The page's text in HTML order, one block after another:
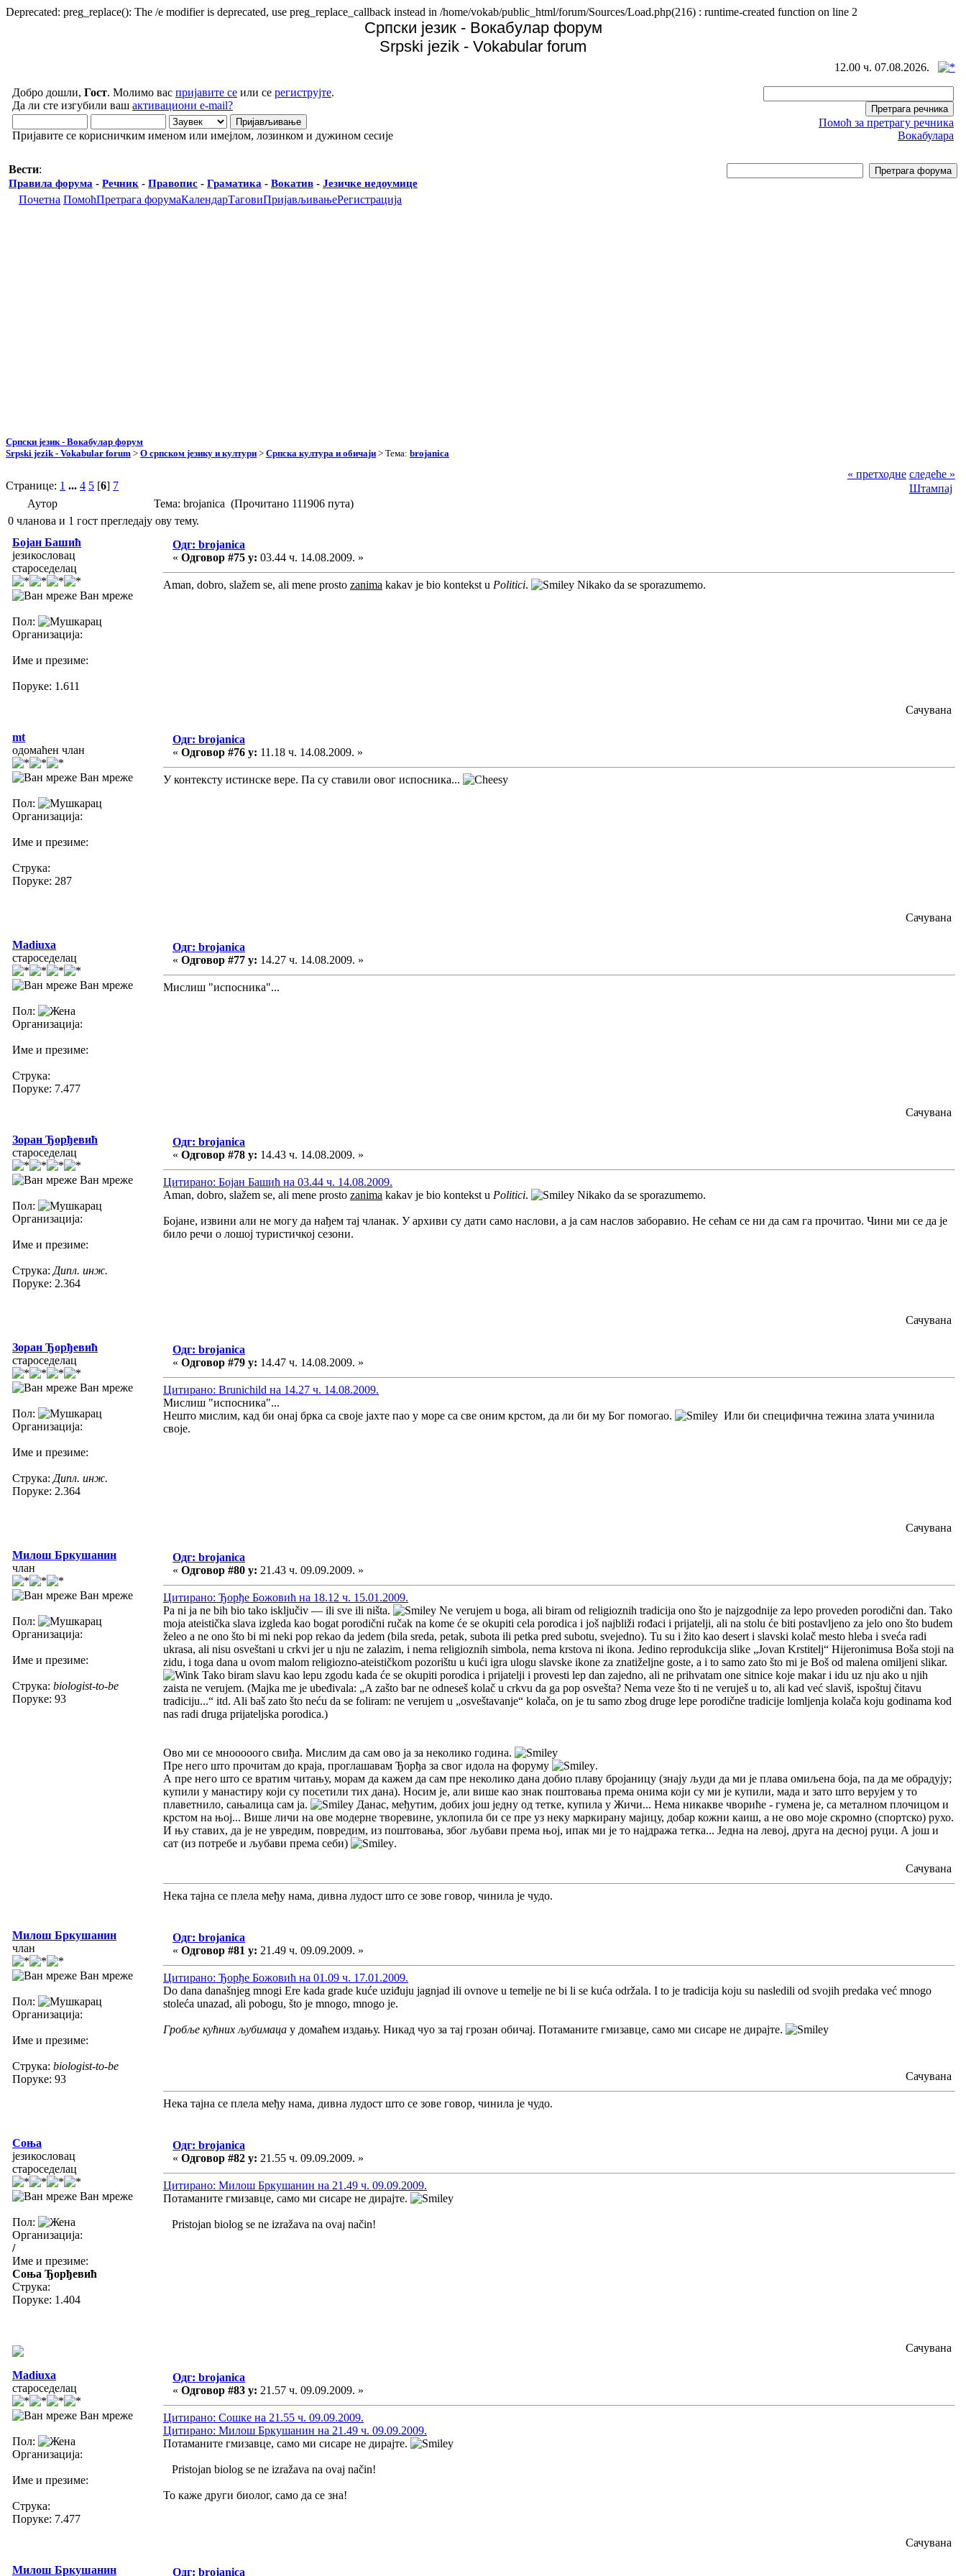
Deprecated: preg_replace(): The /e modifier is deprecated, use preg_replace_callback instead in /home/vokab/public_html/forum/Sources/Load.php(216) : runtime-created function on line 2
Српски језик - Вокабулар форум
Srpski jezik - Vokabular forum
12.00 ч. 07.08.2026.
Добро дошли, Гост. Молимо вас пријавите се или се региструјте.
Да ли сте изгубили ваш активациони e-mail?
Пријавите се корисничким именом или имејлом, лозинком и дужином сесије
Помоћ за претрагу речника
Вокабулара
Вести:
Правила форума - Речник - Правопис - Граматика - Вокатив - Језичке недоумице
Почетна ПомоћПретрага форумаКалендарТаговиПријављивањеРегистрација
Српски језик - Вокабулар форум
Srpski jezik - Vokabular forum > О српском језику и култури > Српска култура и обичаји > Тема: brojanica
Странице: 1 ... 4 5 [6] 7
« претходне следеће »
Штампај
Аутор
Тема: brojanica (Прочитано 111906 пута)
0 чланова и 1 гост прегледају ову тему.
Бојан Башић
језикословац
староседелац
Ван мреже
Пол:
Организација:
Име и презиме:
Поруке: 1.611
Одг: brojanica
« Одговор #75 у: 03.44 ч. 14.08.2009. »
Aman, dobro, slažem se, ali mene prosto zanima kakav je bio kontekst u Politici. Nikako da se sporazumemo.
Сачувана
mt
одомаћен члан
Ван мреже
Пол:
Организација:
Име и презиме:
Струка:
Поруке: 287
Одг: brojanica
« Одговор #76 у: 11.18 ч. 14.08.2009. »
У контексту истинске вере. Па су ставили овог испосника...
Сачувана
Madiuxa
староседелац
Ван мреже
Пол:
Организација:
Име и презиме:
Струка:
Поруке: 7.477
Одг: brojanica
« Одговор #77 у: 14.27 ч. 14.08.2009. »
Мислиш "испосника"...
Сачувана
Зоран Ђорђевић
староседелац
Ван мреже
Пол:
Организација:
Име и презиме:
Струка: Дипл. инж.
Поруке: 2.364
Одг: brojanica
« Одговор #78 у: 14.43 ч. 14.08.2009. »
Цитирано: Бојан Башић на 03.44 ч. 14.08.2009.
Aman, dobro, slažem se, ali mene prosto zanima kakav je bio kontekst u Politici. Nikako da se sporazumemo.
Бојане, извини али не могу да нађем тај чланак. У архиви су дати само наслови, а ја сам наслов заборавио. Не сећам се ни да сам га прочитао. Чини ми се да је
било речи о лошој туристичкој сезони.
Сачувана
Зоран Ђорђевић
староседелац
Ван мреже
Пол:
Организација:
Име и презиме:
Струка: Дипл. инж.
Поруке: 2.364
Одг: brojanica
« Одговор #79 у: 14.47 ч. 14.08.2009. »
Цитирано: Brunichild на 14.27 ч. 14.08.2009.
Мислиш "испосника"...
Нешто мислим, кад би онај брка са своје јахте пао у море са све оним крстом, да ли би му Бог помогао.
Или би специфична тежина злата учинила
своје.
Сачувана
Милош Бркушанин
члан
Ван мреже
Пол:
Организација:
Име и презиме:
Струка: biologist-to-be
Поруке: 93
Одг: brojanica
« Одговор #80 у: 21.43 ч. 09.09.2009. »
Цитирано: Ђорђе Божовић на 18.12 ч. 15.01.2009.
Pa ni ja ne bih bio tako isključiv — ili sve ili ništa.
Ne verujem u boga, ali biram od religioznih tradicija ono što je najzgodnije za lepo proveden porodični dan. Tako
moja ateistička slava izgleda kao bogat porodični ručak na kome će se okupiti cela porodica i još najbliži rođaci i prijatelji, ali na stolu će biti postavljeno za jelo ono što budem
želeo a ne ono što bi mi neki pop rekao da jedem (bila sreda, petak, subota ili petka pred subotu, svejedno). Tu su i žito kao desert i slavski kolač mesto hleba i sveća radi
ukrasa, ali nisu osveštani u crkvi jer u nju ne zalazim, i nema religioznih simbola, nema krstova ni ikona. Jedino reprodukcija slike „Jovan Krstitelj“ Hijeronimusa Boša stoji na
zidu, i toga dana u ovom malom religiozno-ateističkom pozorištu u kući igra ulogu slavske ikone za znatiželjne goste, a i to samo zato što mi je Boš od malena omiljeni slikar.
Tako biram slavu kao lepu zgodu kada će se okupiti porodica i prijatelji i provesti lep dan zajedno, ali ne prihvatam one sitnice koje makar i idu uz nju ako u njih
zaista ne verujem. (Majka me je ubeđivala: „A zašto bar ne odneseš kolač u crkvu da ga pop osvešta? Nema veze što ti ne veruješ u to, ali kad već slaviš, ispoštuj čitavu
tradiciju...“ itd. Ali baš zato što neću da se foliram: ne verujem u „osveštavanje“ kolača, on je tu samo zbog druge lepe porodične tradicije lomljenja kolača koju godinama kod
nas radi druga prijateljska porodica.)
Ово ми се мнооооого свиђа. Мислим да сам ово ја за неколико година.
Пре него што прочитам до краја, проглашавам Ђорђа за свог идола на форуму
.
А пре него што се вратим читању, морам да кажем да сам пре неколико дана добио плаву бројаницу (знају људи да ми је плава омиљена боја, па да ме обрадују;
купили у манастиру који су посетили тих дана). Носим је, али више као знак поштовања према онима који су ми је купили, мада и зато што верујем у то
плаветнило, сањалица сам ја.
Данас, међутим, добих још једну од тетке, купила у Жичи... Нема никакве чвориће - гумена је, са металном плочицом и
крстом на њој... Више личи на ове модерне творевине, уклопила би се пре уз неку маркирану мајицу, добар кожни каиш, а не ово моје скромно (спортско) рухо.
И њу ставих, да је не увредим, повредим, из поштовања, због љубави према њој, ипак ми је то најдража тетка... Једна на левој, друга на десној руци. А још и
сат (из потребе и љубави према себи)
.
Сачувана
Нека тајна се плела међу нама, дивна лудост што се зове говор, чинила је чудо.
Милош Бркушанин
члан
Ван мреже
Пол:
Организација:
Име и презиме:
Струка: biologist-to-be
Поруке: 93
Одг: brojanica
« Одговор #81 у: 21.49 ч. 09.09.2009. »
Цитирано: Ђорђе Божовић на 01.09 ч. 17.01.2009.
Do dana današnjeg mnogi Ere kada grade kuće uziđuju jagnjad ili ovnove u temelje ne bi li se kuća održala. I to je tradicija koju su nasledili od svojih predaka već mnogo
stoleća unazad, ali pobogu, što je mnogo, mnogo je.
Гробље кућних љубимаца у домаћем издању. Никад чуо за тај грозан обичај. Потаманите гмизавце, само ми сисаре не дирајте.
Сачувана
Нека тајна се плела међу нама, дивна лудост што се зове говор, чинила је чудо.
Соња
језикословац
староседелац
Ван мреже
Пол:
Организација:
/
Име и презиме:
Соња Ђорђевић
Струка:
Поруке: 1.404
Одг: brojanica
« Одговор #82 у: 21.55 ч. 09.09.2009. »
Цитирано: Милош Бркушанин на 21.49 ч. 09.09.2009.
Потаманите гмизавце, само ми сисаре не дирајте.
Pristojan biolog se ne izražava na ovaj način!
Сачувана
Madiuxa
староседелац
Ван мреже
Пол:
Организација:
Име и презиме:
Струка:
Поруке: 7.477
Одг: brojanica
« Одговор #83 у: 21.57 ч. 09.09.2009. »
Цитирано: Сошке на 21.55 ч. 09.09.2009.
Цитирано: Милош Бркушанин на 21.49 ч. 09.09.2009.
Потаманите гмизавце, само ми сисаре не дирајте.
Pristojan biolog se ne izražava na ovaj način!
То каже други биолог, само да се зна!
Сачувана
Милош Бркушанин Одг: brojanica